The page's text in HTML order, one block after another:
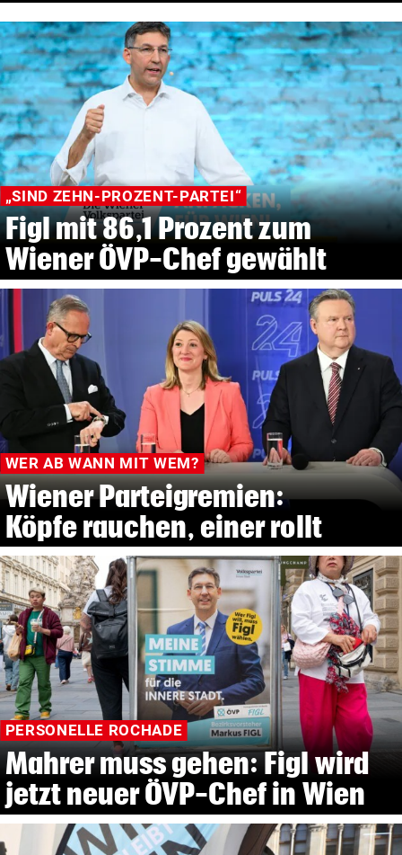
„SIND ZEHN-PROZENT-PARTEI“
Figl mit 86,1 Prozent zum
Wiener ÖVP-Chef gewählt
WER AB WANN MIT WEM?
Wiener Parteigremien:
Köpfe rauchen, einer rollt
PERSONELLE ROCHADE
Mahrer muss gehen: Figl wird
jetzt neuer ÖVP-Chef in Wien